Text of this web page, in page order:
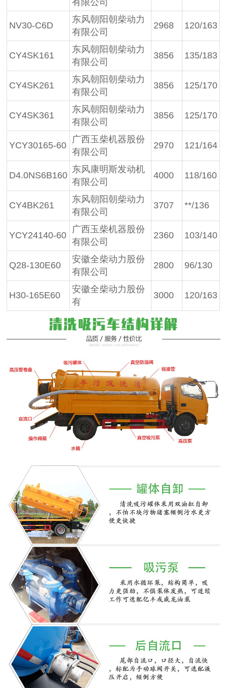
有限公司
NV30-C6D
东风朝阳朝柴动力
有限公司
2968 120/163
CY4SK161
东风朝阳朝柴动力
有限公司
3856 135/183
CY4SK261
东风朝阳朝柴动力
有限公司
3856 125/170
CY4SK361
东风朝阳朝柴动力
有限公司
3856 125/170
YCY30165-60
广西玉柴机器股份
有限公司
2970 121/164
D4.0NS6B160
东风康明斯发动机
有限公司
4000 118/160
CY4BK261
东风朝阳朝柴动力
有限公司
3707 **/136
YCY24140-60
广西玉柴机器股份
有限公司
2360 103/140
Q28-130E60
安徽全柴动力股份
有限公司
2800 96/130
H30-165E60
安徽全柴动力股份
有
3000 120/163